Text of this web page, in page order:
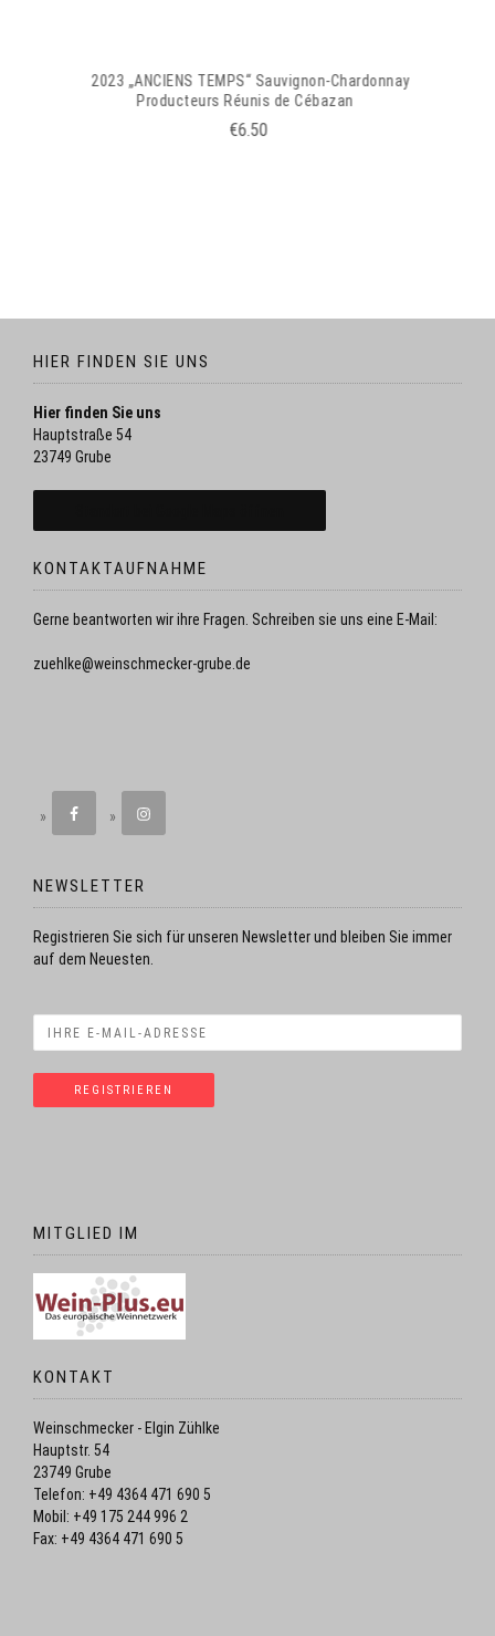
2023 „ANCIENS TEMPS“ Sauvignon-Chardonnay
Producteurs Réunis de Cébazan
€6.50
HIER FINDEN SIE UNS
Hier finden Sie uns
Hauptstraße 54
23749 Grube
KONTAKTAUFNAHME
Gerne beantworten wir ihre Fragen. Schreiben sie uns eine E-Mail:
zuehlke@weinschmecker-grube.de
NEWSLETTER
Registrieren Sie sich für unseren Newsletter und bleiben Sie immer
auf dem Neuesten.
MITGLIED IM
KONTAKT
Weinschmecker - Elgin Zühlke
Hauptstr. 54
23749 Grube
Telefon: +49 4364 471 690 5
Mobil: +49 175 244 996 2
Fax: +49 4364 471 690 5